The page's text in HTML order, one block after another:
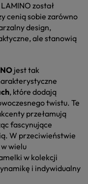
został
cenią sobie zarówno
design,
ale stanowią
jest tak
, które dodają
twistu. Te
przełamują
fascynujące
W przeciwieństwie
wielu
w kolekcji
i indywidualny